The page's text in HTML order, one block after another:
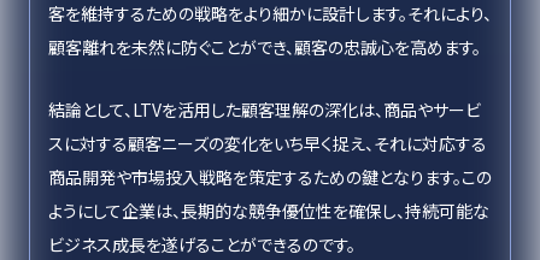
客を維持するための戦略をより細かに設計します。それにより、
顧客離れを未然に防ぐことができ、顧客の忠誠心を高めます。
結論として、LTVを活用した顧客理解の深化は、商品やサービ
スに対する顧客ニーズの変化をいち早く捉え、それに対応する
商品開発や市場投入戦略を策定するための鍵となります。この
ようにして企業は、長期的な競争優位性を確保し、持続可能な
ビジネス成長を遂げることができるのです。